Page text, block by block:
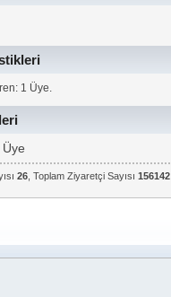
1 Üye.
26, Toplam Ziyaretçi Sayısı 156142